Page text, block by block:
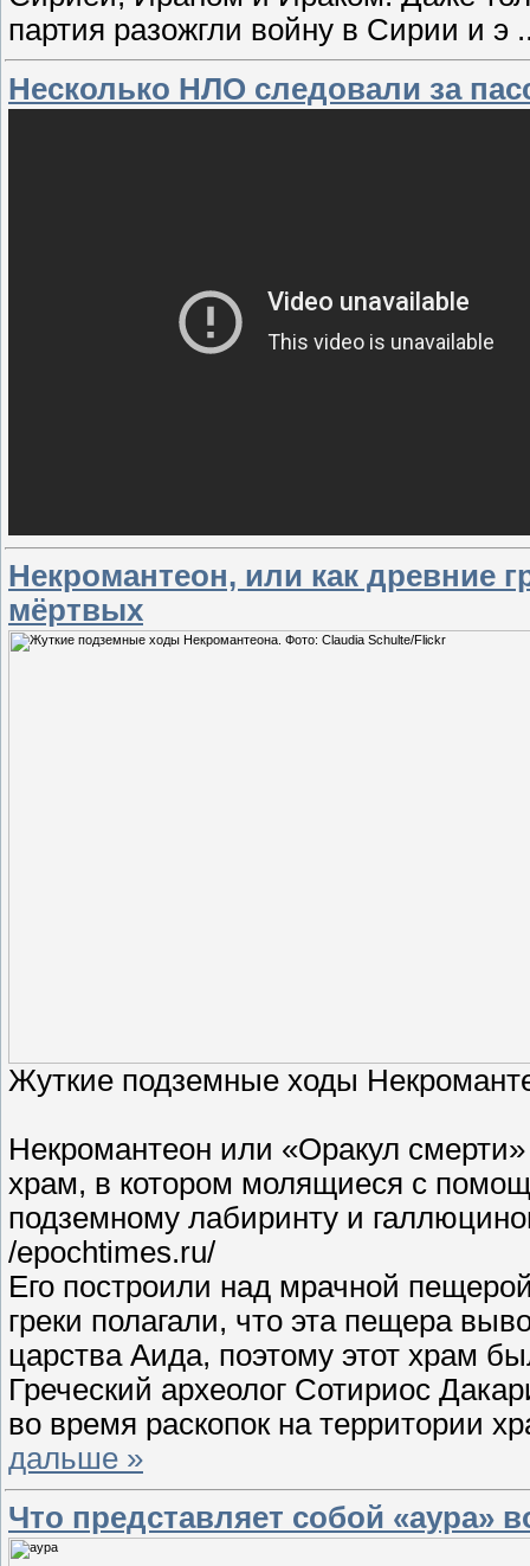
партия разожгли войну в Сирии и э
Несколько НЛО следовали за
Некромантеон, или как древние
мёртвых
Жуткие подземные ходы
Некромантеон или «Оракул
храм, в котором молящиеся с
подземному лабиринту и
/epochtimes.ru/
Его построили над мрачной
грeки полагали, что эта пещера
царства Аида, поэтому этот храм
Греческий археолог Сотириос
во время раскопок на территории
дальше »
Что представляет собой «аура»